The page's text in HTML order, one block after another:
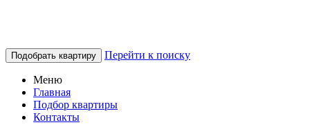
Подобрать квартиру Перейти к поиску
Меню
Главная
Подбор квартиры
Контакты